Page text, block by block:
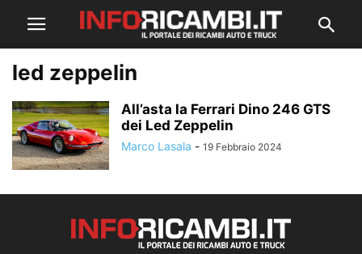
led zeppelin
All’asta la Ferrari Dino 246 GTS
dei Led Zeppelin
Marco Lasala - 19 Febbraio 2024